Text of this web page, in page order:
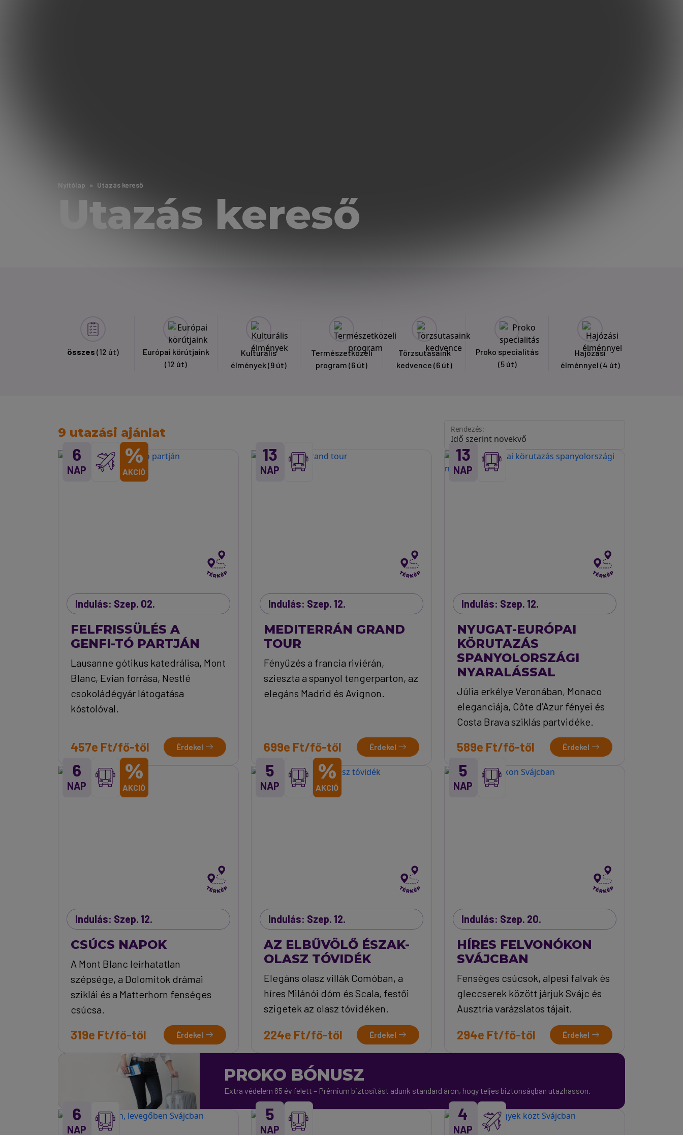
Nyitólap Utazás kereső
Utazás kereső
összes (12 út)
Európai körútjaink
(12 út)
Kulturális
élmények (9 út)
Természetközeli
program (6 út)
Törzsutasaink
kedvence (6 út)
Proko specialitás
(5 út)
Hajózási
élménnyel (4 út)
9 utazási ajánlat Rendezés:
6
NAP
%
AKCIÓ
Indulás: Szep. 02.
FELFRISSÜLÉS A
GENFI-TÓ PARTJÁN
Lausanne gótikus katedrálisa, Mont
Blanc, Evian forrása, Nestlé
csokoládégyár látogatása
kóstolóval.
457e Ft/fő-től Érdekel
13
NAP
Indulás: Szep. 12.
MEDITERRÁN GRAND
TOUR
Fényűzés a francia riviérán,
szieszta a spanyol tengerparton, az
elegáns Madrid és Avignon.
699e Ft/fő-től Érdekel
13
NAP
Indulás: Szep. 12.
NYUGAT-EURÓPAI
KÖRUTAZÁS
SPANYOLORSZÁGI
NYARALÁSSAL
Júlia erkélye Veronában, Monaco
eleganciája, Côte d’Azur fényei és
Costa Brava sziklás partvidéke.
589e Ft/fő-től Érdekel
6
NAP
%
AKCIÓ
Indulás: Szep. 12.
CSÚCS NAPOK
A Mont Blanc leírhatatlan
szépsége, a Dolomitok drámai
sziklái és a Matterhorn fenséges
csúcsa.
319e Ft/fő-től Érdekel
5
NAP
%
AKCIÓ
Indulás: Szep. 12.
AZ ELBŰVÖLŐ ÉSZAK-
OLASZ TÓVIDÉK
Elegáns olasz villák Comóban, a
híres Milánói dóm és Scala, festői
szigetek az olasz tóvidéken.
224e Ft/fő-től Érdekel
5
NAP
Indulás: Szep. 20.
HÍRES FELVONÓKON
SVÁJCBAN
Fenséges csúcsok, alpesi falvak és
gleccserek között járjuk Svájc és
Ausztria varázslatos tájait.
294e Ft/fő-től Érdekel
PROKO BÓNUSZ
Extra védelem 65 év felett – Prémium biztosítást adunk standard áron, hogy teljes biztonságban utazhasson.
6
NAP
5
NAP
4
NAP